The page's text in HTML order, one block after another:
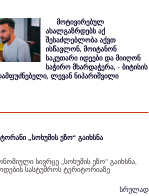
მოტივირებულ
ახალგაზრდებს აქ
შესაძლებლობა აქვთ
ისწავლონ, მოიტანონ
საკუთარი იდეები და მიიღონ
საჭირო მხარდაჭერა, - ბიტისის
ლევან ნიპარიშვილი
„სოხუმის ეზო“ გაიხსნა
სივრცე „სოხუმის ეზო“ გაიხსნა,
სასტუმროს ტერიტორიაზე
სრულად